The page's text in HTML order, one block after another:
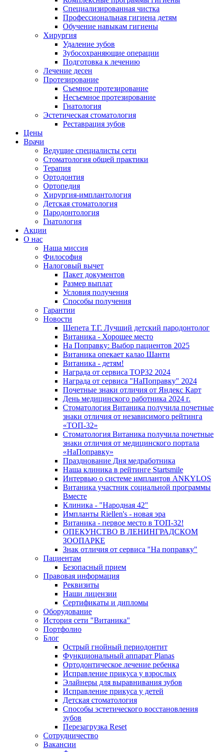
Специализированная чистка
Профессиональная гигиена детям
Обучение навыкам гигиены
Хирургия
Удаление зубов
Зубосохраняющие операции
Подготовка к лечению
Лечение десен
Протезирование
Съемное протезирование
Несъемное протезирование
Гнатология
Эстетическая стоматология
Реставрация зубов
Цены
Врачи
Ведущие специалисты сети
Стоматология общей практики
Терапия
Ортодонтия
Ортопедия
Хирургия-имплантология
Детская стоматология
Пародонтология
Гнатология
Акции
О нас
Наша миссия
Философия
Налоговый вычет
Пакет документов
Размер выплат
Условия получения
Способы получения
Гарантии
Новости
Шепета Т.Г. Лучший детский пародонтолог
Витаника - Хорошее место
На Поправку: Выбор пациентов 2025
Витаника опекает калао Шанти
Витаника - детям!
Награда от сервиса TOP32 2024
Награда от сервиса "НаПоправку" 2024
Почетные знаки отличия от Яндекс Карт
День медицинского работника 2024 г.
Стоматология Витаника получила почетные
знаки отличия от независимого рейтинга
«ТОП-32»
Стоматология Витаника получила почетные
знаки отличия от медицинского портала
«НаПоправку»
Празднование Дня медработника
Наша клиника в рейтинге Startsmile
Интервью о системе имплантов ANKYLOS
Витаника участник социальной программы
Вместе
Клиника - "Народная 42"
Импланты Riellen's - новая эра
Витаника - первое место в ТОП-32!
ОПЕКУНСТВО В ЛЕНИНГРАДСКОМ
ЗООПАРКЕ
Знак отличия от сервиса "На поправку"
Пациентам
Безопасный прием
Правовая информация
Реквизиты
Наши лицензии
Сертификаты и дипломы
Оборудование
История сети "Витаника"
Портфолио
Блог
Острый гнойный периодонтит
Функциональный аппарат Planas
Ортодонтическое лечение ребенка
Исправление прикуса у взрослых
Элайнеры для выравнивания зубов
Исправление прикуса у детей
Детская стоматология
Способы эстетического восстановления
зубов
Перезагрузка Reset
Сотрудничество
Вакансии